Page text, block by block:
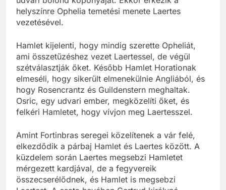
helyszínre Ophelia temetési menete Laertes
vezetésével.
Hamlet kijelenti, hogy mindig szerette Opheliát,
ami összetűzéshez vezet Laertessel, de végül
szétválasztják őket. Később Hamlet Horationak
elmeséli, hogy sikerült elmenekülnie Angliából, és
hogy Rosencrantz és Guildenstern meghaltak.
Osric, egy udvari ember, megközelíti őket, és
felkéri Hamletet, hogy vívjon meg Laertesszel.
Amint Fortinbras seregei közelítenek a vár felé,
elkezdődik a párbaj Hamlet és Laertes között. A
küzdelem során Laertes megsebzi Hamletet
mérgezett kardjával, de a fegyvereik
összecserélődnek, és Hamlet is megsebzi